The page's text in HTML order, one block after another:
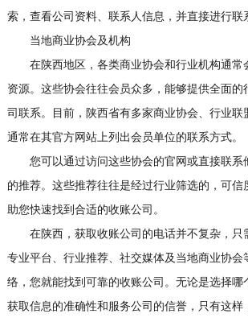
索，查看公司资料、联系人信息，并直接进行联
当地商业协会及机构
在陕西地区，各类商业协会和行业机构通常
资源。这些协会往往会员众多，能够提供全面的
司联系。目前，陕西省有多家商业协会、行业联
通常在其官方网站上列出会员单位的联系方式。
您可以通过访问这些协会的官网或直接联系
的推荐。这些推荐往往是经过行业筛选的，可信
助您快速找到合适的收账公司。
在陕西，获取收账公司的电话并不复杂，只
专业平台、行业推荐、社交媒体及当地商业协会
络，您就能找到可靠的收账公司。无论是选择哪
获取信息的准确性和服务公司的信誉，只有这样